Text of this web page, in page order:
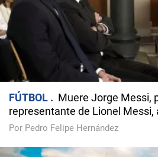
FÚTBOL
Muere Jorge Messi,
representante de Lionel Messi,
Por Pedro Felipe Hernández